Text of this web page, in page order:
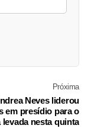
Próxima
Neves liderou
em presídio para o
levada nesta quinta